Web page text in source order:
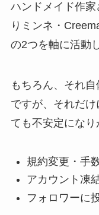
ハンドメイド作
りミンネ・
の2つを軸に活動
もちろん、それ自
ですが、それだ
ても不安定になり
規約変更・手
アカウント凍
フォロワーに